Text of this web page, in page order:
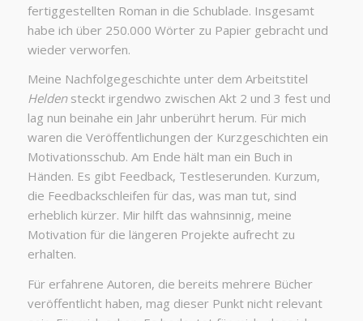
fertiggestellten Roman in die Schublade. Insgesamt
habe ich über 250.000 Wörter zu Papier gebracht und
wieder verworfen.
Meine Nachfolgegeschichte unter dem Arbeitstitel
Heldensteckt irgendwo zwischen Akt 2 und 3 fest und
lag nun beinahe ein Jahr unberührt herum. Für mich
waren die Veröffentlichungen der Kurzgeschichten ein
Motivationsschub. Am Ende hält man ein Buch in
Händen. Es gibt Feedback, Testleserunden. Kurzum,
die Feedbackschleifen für das, was man tut, sind
erheblich kürzer. Mir hilft das wahnsinnig, meine
Motivation für die längeren Projekte aufrecht zu
erhalten.
Für erfahrene Autoren, die bereits mehrere Bücher
veröffentlicht haben, mag dieser Punkt nicht relevant